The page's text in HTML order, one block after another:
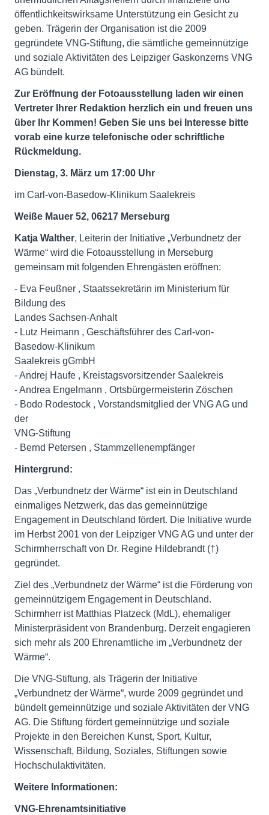
öffentlichkeitswirksame Unterstützung ein Gesicht zu
geben. Trägerin der Organisation ist die 2009
gegründete VNG-Stiftung, die sämtliche gemeinnützige
und soziale Aktivitäten des Leipziger Gaskonzerns VNG
AG bündelt.
Zur Eröffnung der Fotoausstellung laden wir einen
Vertreter Ihrer Redaktion herzlich ein und freuen uns
über Ihr Kommen! Geben Sie uns bei Interesse bitte
vorab eine kurze telefonische oder schriftliche
Rückmeldung.
Dienstag, 3. März um 17:00 Uhr
im Carl-von-Basedow-Klinikum Saalekreis
Weiße Mauer 52, 06217 Merseburg
Katja Walther, Leiterin der Initiative „Verbundnetz der
Wärme“ wird die Fotoausstellung in Merseburg
gemeinsam mit folgenden Ehrengästen eröffnen:
- Eva Feußner , Staatssekretärin im Ministerium für
Bildung des
Landes Sachsen-Anhalt
- Lutz Heimann , Geschäftsführer des Carl-von-
Basedow-Klinikum
Saalekreis gGmbH
- Andrej Haufe , Kreistagsvorsitzender Saalekreis
- Andrea Engelmann , Ortsbürgermeisterin Zöschen
- Bodo Rodestock , Vorstandsmitglied der VNG AG und
der
VNG-Stiftung
- Bernd Petersen , Stammzellenempfänger
Hintergrund:
Das „Verbundnetz der Wärme“ ist ein in Deutschland
einmaliges Netzwerk, das das gemeinnützige
Engagement in Deutschland fördert. Die Initiative wurde
im Herbst 2001 von der Leipziger VNG AG und unter der
Schirmherrschaft von Dr. Regine Hildebrandt (†)
gegründet.
Ziel des „Verbundnetz der Wärme“ ist die Förderung von
gemeinnützigem Engagement in Deutschland.
Schirmherr ist Matthias Platzeck (MdL), ehemaliger
Ministerpräsident von Brandenburg. Derzeit engagieren
sich mehr als 200 Ehrenamtliche im „Verbundnetz der
Wärme“.
Die VNG-Stiftung, als Trägerin der Initiative
„Verbundnetz der Wärme“, wurde 2009 gegründet und
bündelt gemeinnützige und soziale Aktivitäten der VNG
AG. Die Stiftung fördert gemeinnützige und soziale
Projekte in den Bereichen Kunst, Sport, Kultur,
Wissenschaft, Bildung, Soziales, Stiftungen sowie
Hochschulaktivitäten.
Weitere Informationen:
VNG-Ehrenamtsinitiative